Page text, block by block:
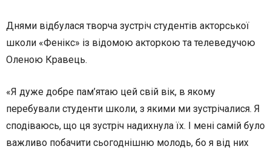
Днями відбулася творча зустріч студентів акторської
школи «Фенікс» із відомою акторкою та телеведучою
Оленою Кравець.
«Я дуже добре пам’ятаю цей свій вік, в якому
перебували студенти школи, з якими ми зустрічалися. Я
сподіваюсь, що ця зустріч надихнула їх. І мені самій було
важливо побачити сьогоднішню молодь, бо я від них